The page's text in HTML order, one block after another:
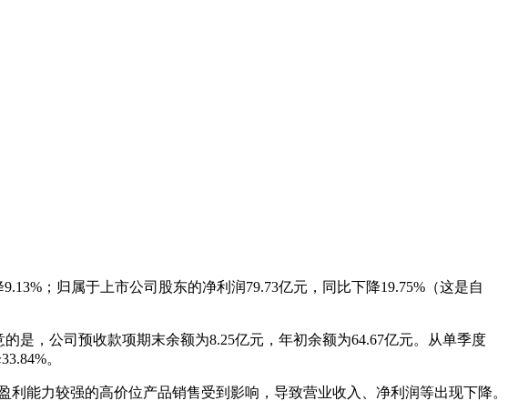
；归属于上市公司股东的净利润79.73亿元，同比下降19.75%（这是自
的是，公司预收款项期末余额为8.25亿元，年初余额为64.67亿元。从单季度
。
能力较强的高价位产品销售受到影响，导致营业收入、净利润等出现下降。